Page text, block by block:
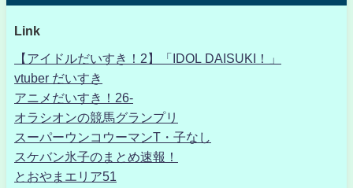
Link
【アイドルだいすき！2】「IDOL DAISUKI！」
vtuber だいすき
アニメだいすき！26-
オラシオンの競馬グランプリ
スーパーウンコウーマンT・子なし
スケバン氷子のまとめ速報！
とおやまエリア51